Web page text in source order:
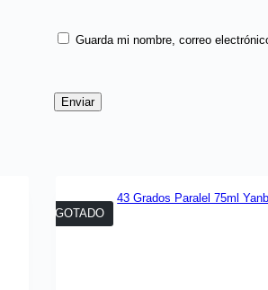
Guarda mi nombre, correo
Enviar
AGOTADO